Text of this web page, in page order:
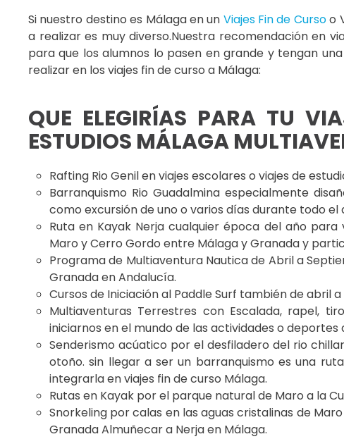
Si nuestro destino es Málaga en un Viajes Fin de Cursoo
a realizar es muy diverso.Nuestra recomendación en
para que los alumnos lo pasen en grande y tengan
realizar en los viajes fin de curso a Málaga:
QUE ELEGIRÍAS PARA TU
ESTUDIOS MÁLAGA
Rafting Rio Genil en viajes escolares o viajes de
Barranquismo Rio Guadalmina especialmente
como excursión de uno o varios días durante todo
Ruta en Kayak Nerja cualquier época del año
Maro y Cerro Gordo entre Málaga y Granada y
Programa de Multiaventura Nautica de Abril a
Granada en Andalucía.
Cursos de Iniciación al Paddle Surf también de abril
Multiaventuras Terrestres con Escalada, rapel,
iniciarnos en el mundo de las actividades o
Senderismo acúatico por el desfiladero del rio
otoño. sin llegar a ser un barranquismo es una
integrarla en viajes fin de curso Málaga.
Rutas en Kayak por el parque natural de Maro a la
Snorkeling por calas en las aguas cristalinas de
Granada Almuñecar a Nerja en Málaga.